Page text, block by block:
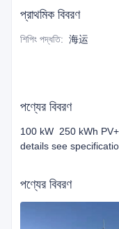
প্রাথমিক বিবরণ
শিপিং পদ্ধতি: 海运
পণ্যের বিবরণ
100 kW 250 kWh
details see
পণ্যের বিবরণ